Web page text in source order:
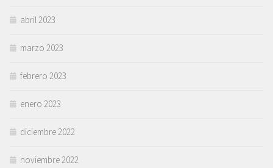
abril 2023
marzo 2023
febrero 2023
enero 2023
diciembre 2022
noviembre 2022